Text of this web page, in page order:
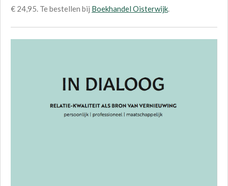
€ 24,95. Te bestellen bij Boekhandel Oisterwijk.